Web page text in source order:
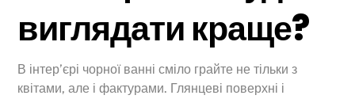
виглядати краще?
В інтер’єрі чорної ванні сміло грайте не тільки з
квітами, але і фактурами. Глянцеві поверхні і